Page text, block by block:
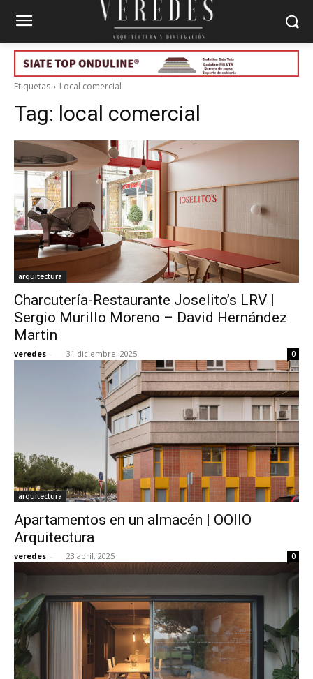
Etiquetas Local comercial
Tag: local comercial
arquitectura
Charcutería-Restaurante Joselito’s LRV |
Sergio Murillo Moreno – David Hernández
Martin
veredes - 31 diciembre, 2025 0
arquitectura
Apartamentos en un almacén | OOIIO
Arquitectura
veredes - 23 abril, 2025 0